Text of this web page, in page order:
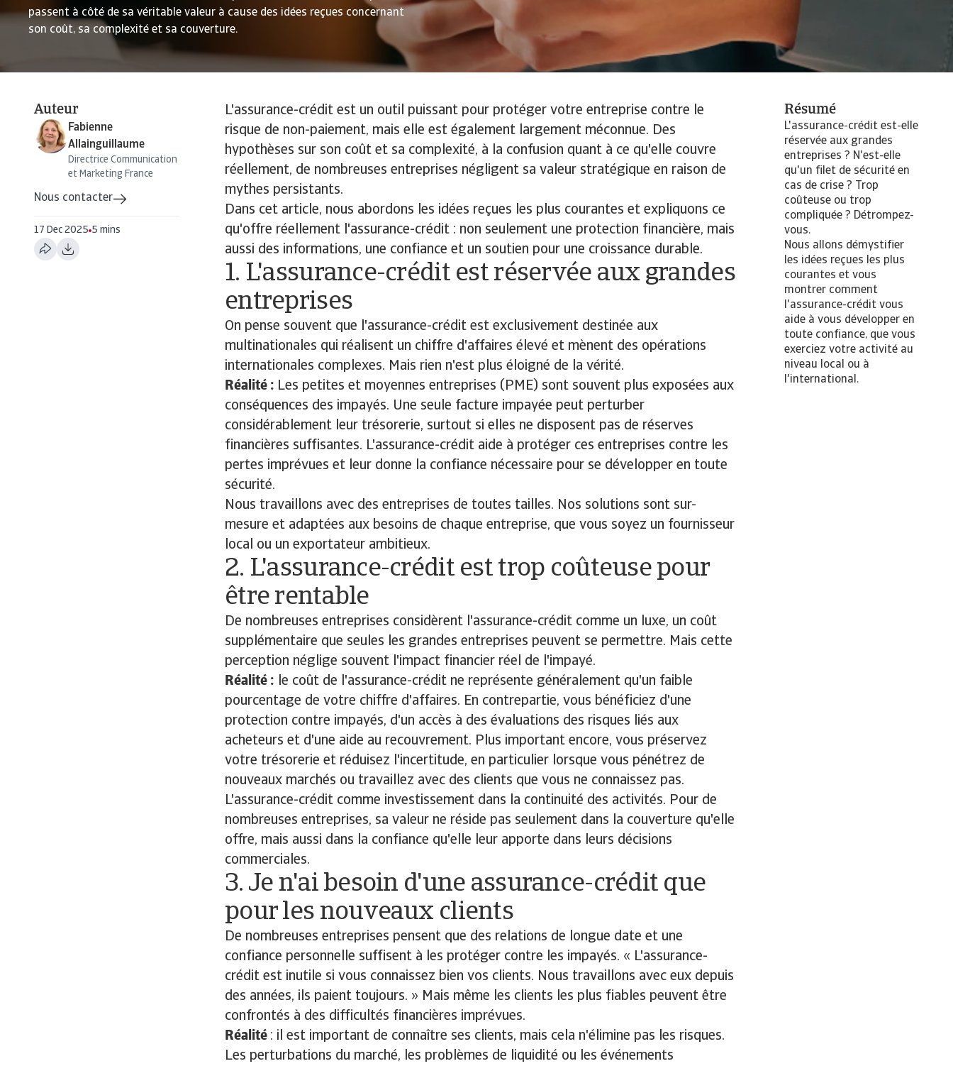
passent à côté de sa véritable valeur à cause des idées reçues concernant
son coût, sa complexité et sa couverture.
Auteur
Fabienne
Allainguillaume
Directrice Communication
et Marketing France
Nous contacter
17 Dec 2025 5 mins
L'assurance-crédit est un outil puissant pour protéger votre entreprise contre le
risque de non-paiement, mais elle est également largement méconnue. Des
hypothèses sur son coût et sa complexité, à la confusion quant à ce qu'elle couvre
réellement, de nombreuses entreprises négligent sa valeur stratégique en raison de
mythes persistants.
Dans cet article, nous abordons les idées reçues les plus courantes et expliquons ce
qu'offre réellement l'assurance-crédit : non seulement une protection financière, mais
aussi des informations, une confiance et un soutien pour une croissance durable.
1. L'assurance-crédit est réservée aux grandes
entreprises
On pense souvent que l'assurance-crédit est exclusivement destinée aux
multinationales qui réalisent un chiffre d'affaires élevé et mènent des opérations
internationales complexes. Mais rien n'est plus éloigné de la vérité.
Réalité : Les petites et moyennes entreprises (PME) sont souvent plus exposées aux
conséquences des impayés. Une seule facture impayée peut perturber
considérablement leur trésorerie, surtout si elles ne disposent pas de réserves
financières suffisantes. L'assurance-crédit aide à protéger ces entreprises contre les
pertes imprévues et leur donne la confiance nécessaire pour se développer en toute
sécurité.
Nous travaillons avec des entreprises de toutes tailles. Nos solutions sont sur-
mesure et adaptées aux besoins de chaque entreprise, que vous soyez un fournisseur
local ou un exportateur ambitieux.
2. L'assurance-crédit est trop coûteuse pour
être rentable
De nombreuses entreprises considèrent l'assurance-crédit comme un luxe, un coût
supplémentaire que seules les grandes entreprises peuvent se permettre. Mais cette
perception néglige souvent l'impact financier réel de l'impayé.
Réalité : le coût de l'assurance-crédit ne représente généralement qu'un faible
pourcentage de votre chiffre d'affaires. En contrepartie, vous bénéficiez d'une
protection contre impayés, d'un accès à des évaluations des risques liés aux
acheteurs et d'une aide au recouvrement. Plus important encore, vous préservez
votre trésorerie et réduisez l'incertitude, en particulier lorsque vous pénétrez de
nouveaux marchés ou travaillez avec des clients que vous ne connaissez pas.
L'assurance-crédit comme investissement dans la continuité des activités. Pour de
nombreuses entreprises, sa valeur ne réside pas seulement dans la couverture qu'elle
offre, mais aussi dans la confiance qu'elle leur apporte dans leurs décisions
commerciales.
3. Je n'ai besoin d'une assurance-crédit que
pour les nouveaux clients
De nombreuses entreprises pensent que des relations de longue date et une
confiance personnelle suffisent à les protéger contre les impayés. « L'assurance-
crédit est inutile si vous connaissez bien vos clients. Nous travaillons avec eux depuis
des années, ils paient toujours. » Mais même les clients les plus fiables peuvent être
confrontés à des difficultés financières imprévues.
Réalité : il est important de connaître ses clients, mais cela n'élimine pas les risques.
Les perturbations du marché, les problèmes de liquidité ou les événements
Résumé
L'assurance-crédit est-elle
réservée aux grandes
entreprises ? N'est-elle
qu'un filet de sécurité en
cas de crise ? Trop
coûteuse ou trop
compliquée ? Détrompez-
vous.
Nous allons démystifier
les idées reçues les plus
courantes et vous
montrer comment
l'assurance-crédit vous
aide à vous développer en
toute confiance, que vous
exerciez votre activité au
niveau local ou à
l'international.